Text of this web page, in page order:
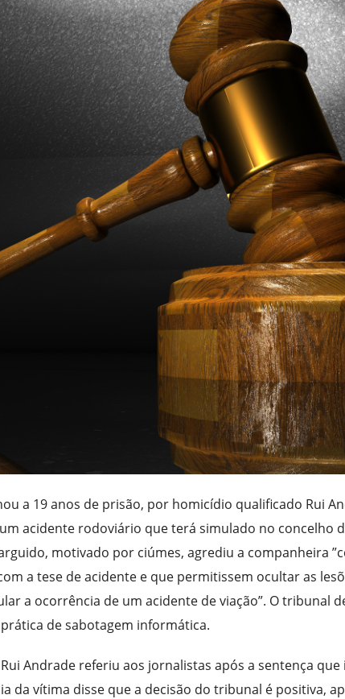
a 19 anos de prisão, por homicídio qualificado Rui
acidente rodoviário que terá simulado no concelho
motivado por ciúmes, agrediu a companheira
a tese de acidente e que permitissem ocultar as
a ocorrência de um acidente de viação”. O tribunal
de sabotagem informática.
Andrade referiu aos jornalistas após a sentença
da vítima disse que a decisão do tribunal é positiva,